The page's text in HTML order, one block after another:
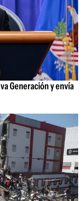
Generación y envía